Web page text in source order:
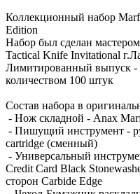
Коллекционный набор
Edition
Набор был сделан
Tactical Knife Invitational
Лимитированный выпуск -
количеством 100 штук
Состав набора в
- Нож складной - Anax
- Пишущий инструмент -
cartridge (cменный)
- Универсальный
Credit Card Black
сторон Carbide Edge